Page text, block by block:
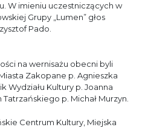
W imieniu uczestniczących w
Grupy „Lumen” głos
Pado.
na wernisażu obecni byli
Zakopane p. Agnieszka
Wydziału Kultury p. Joanna
p. Michał Murzyn.
Centrum Kultury, Miejska